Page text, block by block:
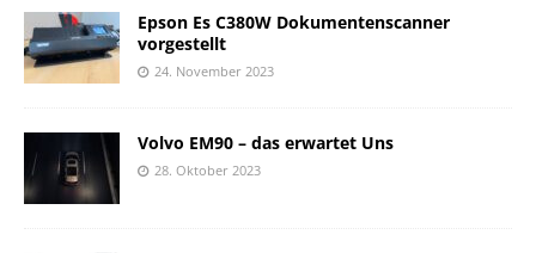
Epson Es C380W Dokumentenscanner
vorgestellt
24. November 2023
Volvo EM90 – das erwartet Uns
28. Oktober 2023